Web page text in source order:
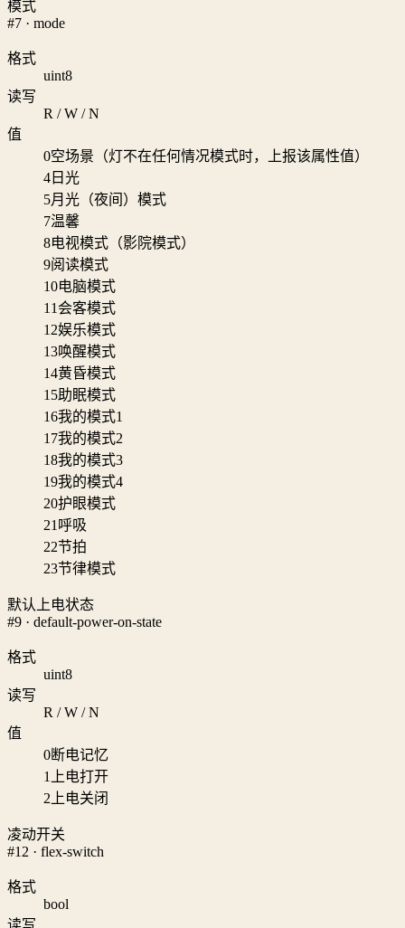
模式
#7 · mode
格式
uint8
读写
R / W / N
值
0空场景（灯不在任何情况模式时，上报该属性值）
4 日光
5月光（夜间）模式
7温馨
8电视模式（影院模式）
9阅读模式
10电脑模式
11 会客模式
12娱乐模式
13唤醒模式
14黄昏模式
15助眠模式
16我的模式1
17我的模式2
18我的模式3
19我的模式4
20护眼模式
21 呼吸
22节拍
23节律模式
默认上电状态
#9 · default-power-on-state
格式
uint8
读写
R / W / N
值
0断电记忆
1
上电打开
2 上电关闭
凌动开关
#12 · flex-switch
格式
bool
读写